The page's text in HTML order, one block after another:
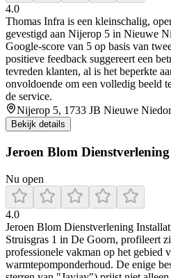
4.0
Thomas Infra is een kleinschalig,
gevestigd aan Nijerop 5 in Nieuwe
Google-score van 5 op basis van
positieve feedback suggereert een
tevreden klanten, al is het beperkte
onvoldoende om een volledig beeld
de service.
Nijerop 5, 1733 JB Nieuwe
Bekijk details
Jeroen Blom
Nu open
4.0
Jeroen Blom Dienstverlening
Struisgras 1 in De Goorn, profileert
professionele vakman op het gebied
warmtepomponderhoud. De enige